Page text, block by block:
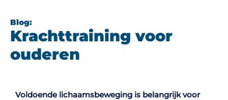
Blog:
Krachttraining voor
ouderen
Voldoende lichaamsbeweging is belangrijk voor